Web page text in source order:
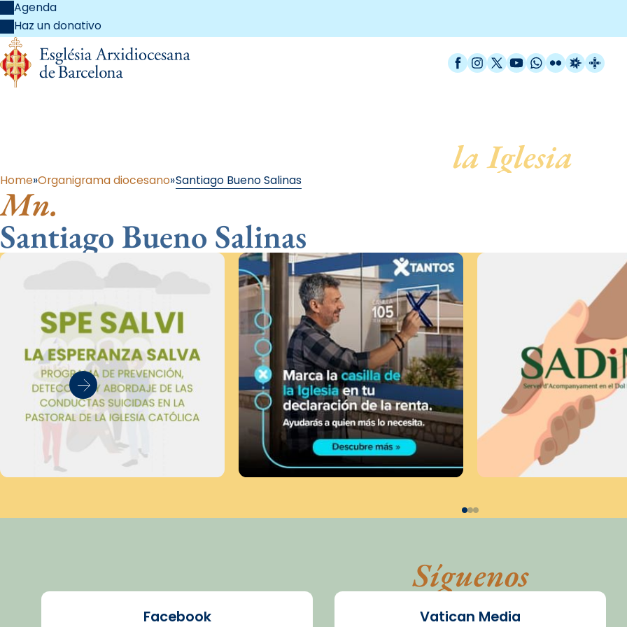
Agenda
Haz un donativo
Facebook
Instagram
X / Twitter
YouTube
WhatsApp
FlickrRadio
la Iglesia
Home Organigrama diocesano Santiago Bueno Salinas
Mn.
Santiago Bueno Salinas
Síguenos
Facebook Vatican Media